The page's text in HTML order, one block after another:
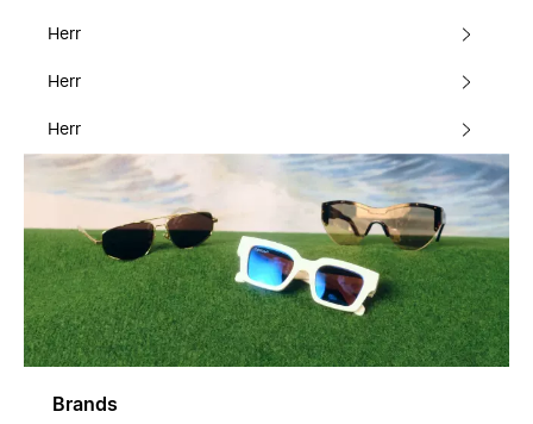
Herr
Herr
Herr
Brands